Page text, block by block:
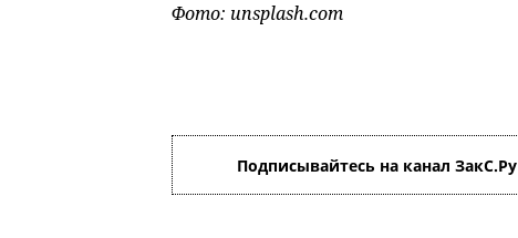
Фото: unsplash.com
Подписывайтесь на канал ЗакС.Ру